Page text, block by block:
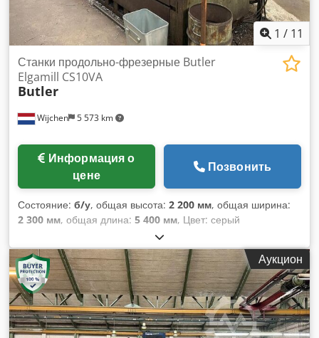
1 / 11
Wijchen 5 573 km
Станки продольно-фрезерные Butler
Elgamill CS10VA
Butler
цене
Позвонить
Состояние: б/у, общая высота: 2 200 мм, общая ширина:
2 300 мм, общая длина: 5 400 мм, Цвет: серый
Собственный вес: 12 000 кг Цена: по запросу Что такое
товары, предлагаемые в предпродаже на Second Owner?
Товары, предлагаемые в предпродаже, — это машины,
которые мы продаем в их текущем состоянии («как есть»).
Мы приобрели эти машины исключительно на основе
фотографий и продаем их с информацией, указанной в
объявлении. К сожалению, у нас нет дополнительной
Аукцион